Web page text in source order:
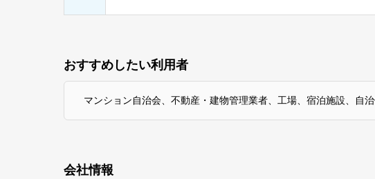
おすすめしたい利用者
マンション自治会、不動産・建物管理業者、工場、宿泊施設、自
会社情報